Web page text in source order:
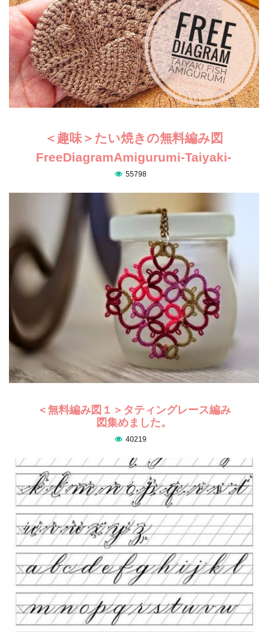
＜趣味＞たい焼きの無料編み図
FreeDiagramAmigurumi-Taiyaki-
55798
＜無料編み図１＞タティングレース編み
図集めました。
40219